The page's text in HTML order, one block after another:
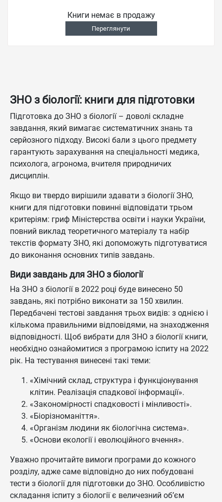
Книги немає в продажу
Переглянути
ЗНО з біології: книги для підготовки
Підготовка до ЗНО з біології – доволі складне
завдання, який вимагає систематичних знань та
серйозного підходу. Високі бали з цього предмету
гарантують зарахування на спеціальності медика,
психолога, агронома, вчителя природничих
дисциплін.
Якщо ви твердо вирішили здавати з біології ЗНО,
книги для підготовки повинні відповідати трьом
критеріям: гриф Міністерства освіти і науки України,
повний виклад теоретичного матеріалу та набір
текстів формату ЗНО, які допоможуть підготуватися
до виконання основних типів завдань.
Види завдань для ЗНО з біології
На ЗНО з біології в 2022 році буде винесено 50
завдань, які потрібно виконати за 150 хвилин.
Передбачені тестові завдання трьох видів: з однією і
кількома правильними відповідями, на знаходження
відповідності. Щоб вибрати для ЗНО з біології книги,
необхідно ознайомитися з програмою іспиту на 2022
рік. На тестування винесені такі теми:
«Хімічний склад, структура і функціонування
клітин. Реалізація спадкової інформації».
«Закономірності спадковості і мінливості».
«Біорізноманіття».
«Організм людини як біологічна система».
«Основи екології і еволюційного вчення».
Уважно прочитайте вимоги програми до кожного
розділу, адже саме відповідно до них побудовані
тести з біології для підготовки до ЗНО. Особливістю
складання іспиту з біології є величезний об’єм